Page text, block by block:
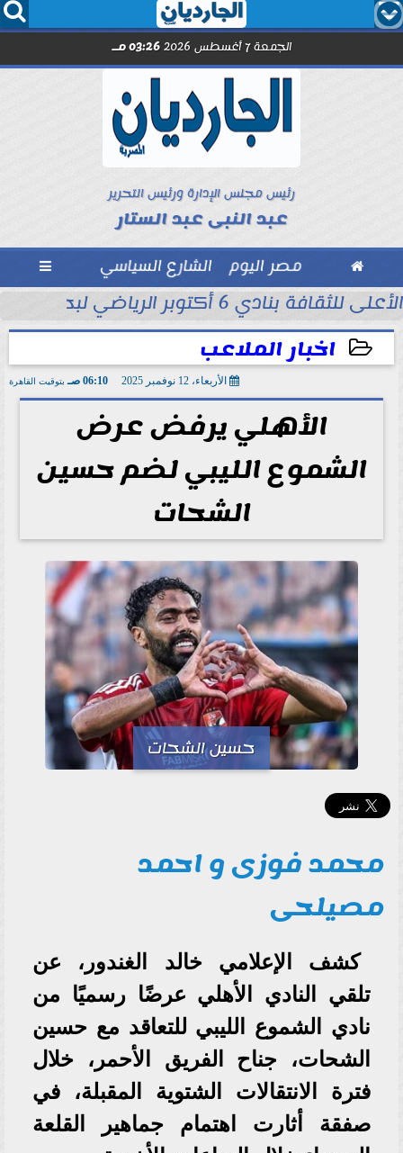
  
الجمعة 7 أغسطس 2026 03:26 مـ
رئيس مجلس الإدارة ورئيس التحرير
عبد النبى عبد الستار
 مصر اليوم الشارع السياسي 
التاريخ في...
الأعلى للثقافة بنادي 6 أكتوبر الرياضي لبحث ظاهرة العنف المجتمعي
اخبار الملاعب
الأربعاء، 12 نوفمبر 2025 06:10 صـ بتوقيت القاهرة
الأهلي يرفض عرض
الشموع الليبي لضم حسين
الشحات
حسين الشحات
محمد فوزى و احمد
مصيلحى
كشف الإعلامي خالد الغندور، عن
تلقي النادي الأهلي عرضًا رسميًا من
نادي الشموع الليبي للتعاقد مع حسين
الشحات، جناح الفريق الأحمر، خلال
فترة الانتقالات الشتوية المقبلة، في
صفقة أثارت اهتمام جماهير القلعة